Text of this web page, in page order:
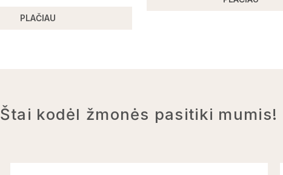
PLAČIAU
Štai kodėl žmonės pasitiki mumis!